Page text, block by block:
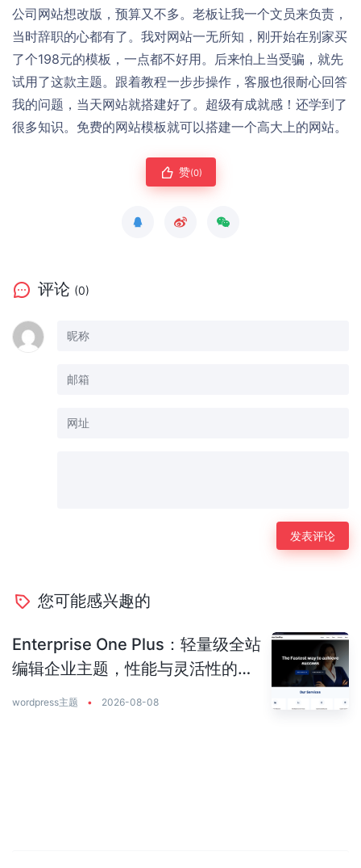
公司网站想改版，预算又不多。老板让我一个文员来负责，
当时辞职的心都有了。我对网站一无所知，刚开始在别家买
了个198元的模板，一点都不好用。后来怕上当受骗，就先
试用了这款主题。跟着教程一步步操作，客服也很耐心回答
我的问题，当天网站就搭建好了。超级有成就感！还学到了
很多知识。免费的网站模板就可以搭建一个高大上的网站。
赞(0)
评论 (0)
您可能感兴趣的
Enterprise One Plus：轻量级全站
编辑企业主题，性能与灵活性的完
wordpress主题 • 2026-08-08